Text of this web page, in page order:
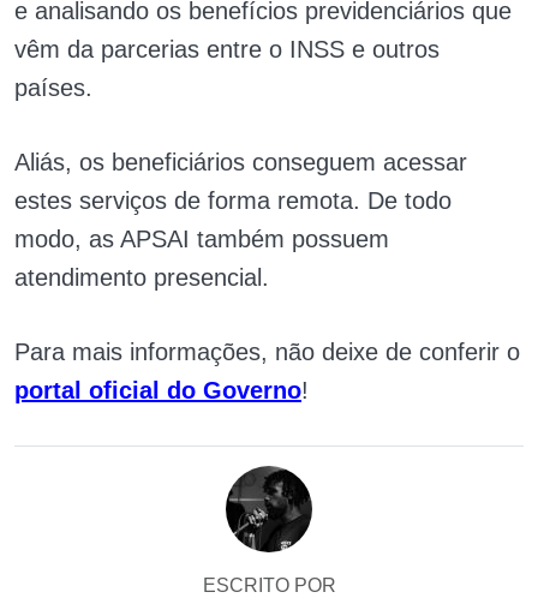
e analisando os benefícios previdenciários que
vêm da parcerias entre o INSS e outros
países.
Aliás, os beneficiários conseguem acessar
estes serviços de forma remota. De todo
modo, as APSAI também possuem
atendimento presencial.
Para mais informações, não deixe de conferir o
portal oficial do Governo!
ESCRITO POR